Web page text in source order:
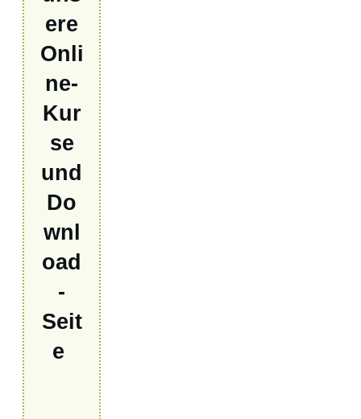
ere
Onli
ne-
Kur
se
und
Do
wnl
oad
-
Seit
e